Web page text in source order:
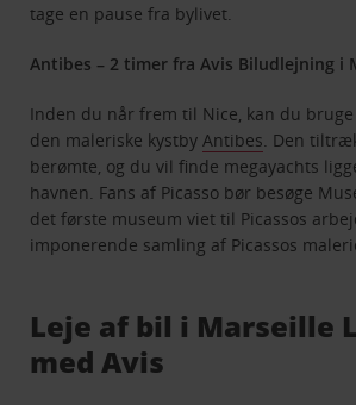
tage en pause fra bylivet.
Antibes – 2 timer fra Avis Biludlejning i
Inden du når frem til Nice, kan du
den maleriske kystby Antibes . Den
berømte, og du vil finde megayachts
havnen. Fans af Picasso bør besøge
det første museum viet til Picassos
imponerende samling af Picassos
Leje af bil i Marseille
med Avis